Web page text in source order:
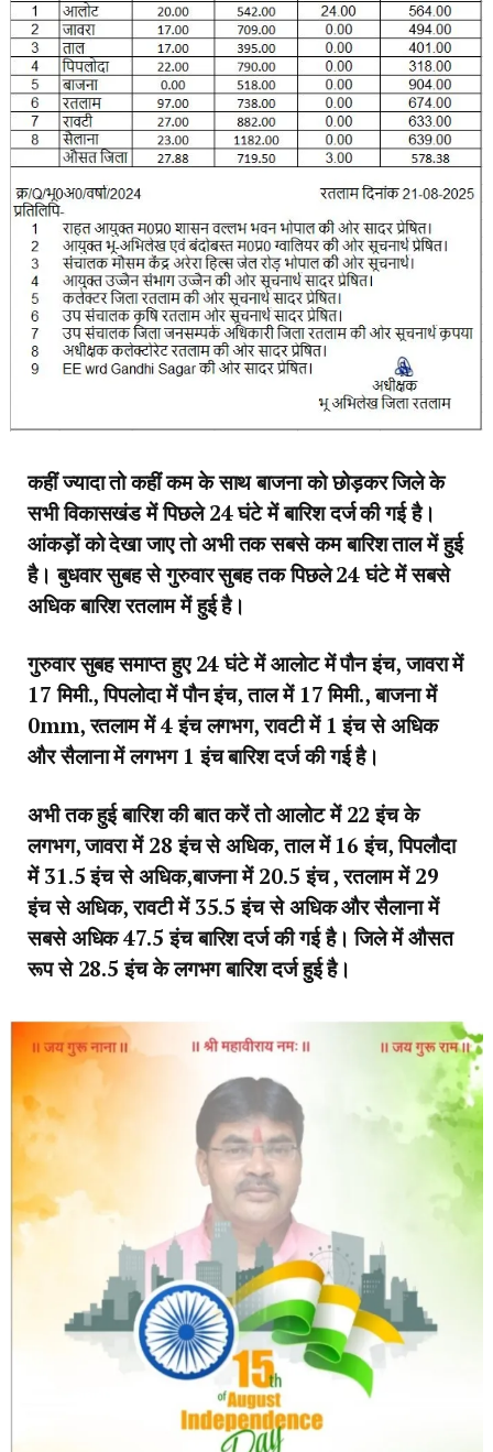
कहीं ज्यादा तो कहीं कम के साथ बाजना को छोड़कर जिले के
सभी विकासखंड में पिछले 24 घंटे में बारिश दर्ज की गई है।
आंकड़ों को देखा जाए तो अभी तक सबसे कम बारिश ताल में हुई
है। बुधवार सुबह से गुरुवार सुबह तक पिछले 24 घंटे में सबसे
अधिक बारिश रतलाम में हुई है।
गुरुवार सुबह समाप्त हुए 24 घंटे में आलोट में पौन इंच, जावरा में
17 मिमी., पिपलोदा में पौन इंच, ताल में 17 मिमी., बाजना में
0mm, रतलाम में 4 इंच लगभग, रावटी में 1 इंच से अधिक
और सैलाना में लगभग 1 इंच बारिश दर्ज की गई है।
अभी तक हुई बारिश की बात करें तो आलोट में 22 इंच के
लगभग, जावरा में 28 इंच से अधिक, ताल में 16 इंच, पिपलौदा
में 31.5 इंच से अधिक,बाजना में 20.5 इंच , रतलाम में 29
इंच से अधिक, रावटी में 35.5 इंच से अधिक और सैलाना में
सबसे अधिक 47.5 इंच बारिश दर्ज की गई है। जिले में औसत
रूप से 28.5 इंच के लगभग बारिश दर्ज हुई है।